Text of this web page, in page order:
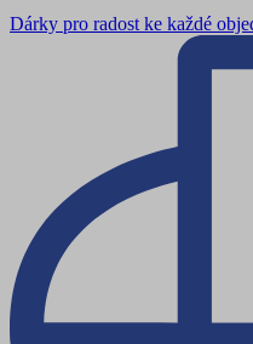
Dárky pro radost ke každé